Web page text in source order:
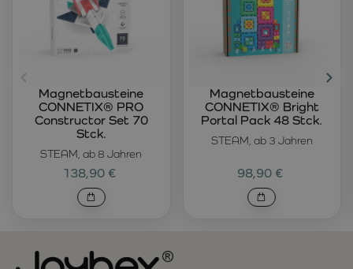
STEAM, ab 8 Jahren
Magnetbausteine
CONNETIX® PRO
Constructor Set 70
Stck.
138,90 €
STEAM, ab 3 Jahren
Magnetbausteine
CONNETIX® Bright
Portal Pack 48 Stck.
98,90 €